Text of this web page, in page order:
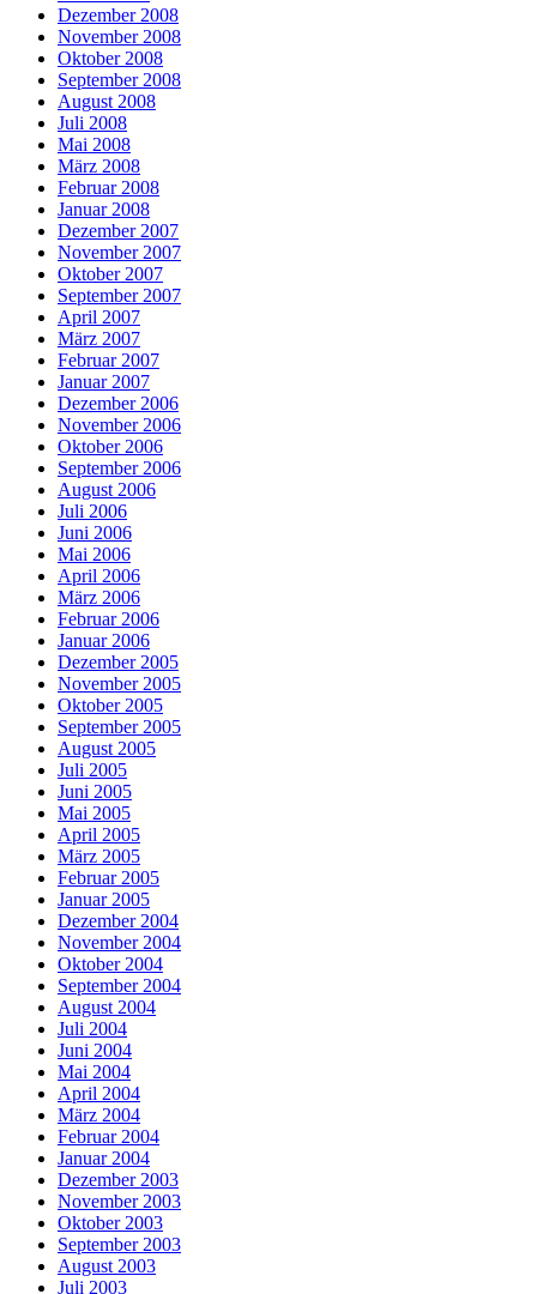
Dezember 2008
November 2008
Oktober 2008
September 2008
August 2008
Juli 2008
Mai 2008
März 2008
Februar 2008
Januar 2008
Dezember 2007
November 2007
Oktober 2007
September 2007
April 2007
März 2007
Februar 2007
Januar 2007
Dezember 2006
November 2006
Oktober 2006
September 2006
August 2006
Juli 2006
Juni 2006
Mai 2006
April 2006
März 2006
Februar 2006
Januar 2006
Dezember 2005
November 2005
Oktober 2005
September 2005
August 2005
Juli 2005
Juni 2005
Mai 2005
April 2005
März 2005
Februar 2005
Januar 2005
Dezember 2004
November 2004
Oktober 2004
September 2004
August 2004
Juli 2004
Juni 2004
Mai 2004
April 2004
März 2004
Februar 2004
Januar 2004
Dezember 2003
November 2003
Oktober 2003
September 2003
August 2003
Juli 2003